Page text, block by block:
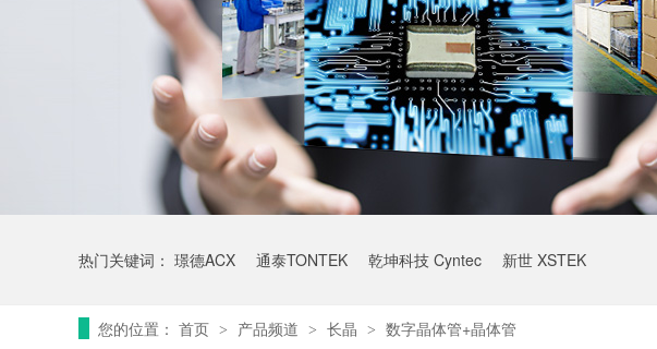
热门关键词： 璟德ACX 通泰TONTEK 乾坤科技 Cyntec 新世 XSTEK
您的位置： 首页 > 产品频道 > 长晶 > 数字晶体管+晶体管